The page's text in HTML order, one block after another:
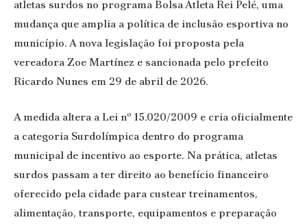
atletas surdos no programa Bolsa Atleta Rei Pelé, uma
mudança que amplia a política de inclusão esportiva no
município. A nova legislação foi proposta pela
vereadora Zoe Martínez e sancionada pelo prefeito
Ricardo Nunes em 29 de abril de 2026.
A medida altera a Lei nº 15.020/2009 e cria oficialmente
a categoria Surdolímpica dentro do programa
municipal de incentivo ao esporte. Na prática, atletas
surdos passam a ter direito ao benefício financeiro
oferecido pela cidade para custear treinamentos,
alimentação, transporte, equipamentos e preparação